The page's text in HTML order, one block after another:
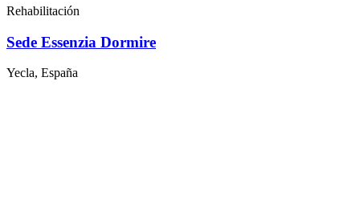
Rehabilitación
Sede Essenzia Dormire
Yecla, España